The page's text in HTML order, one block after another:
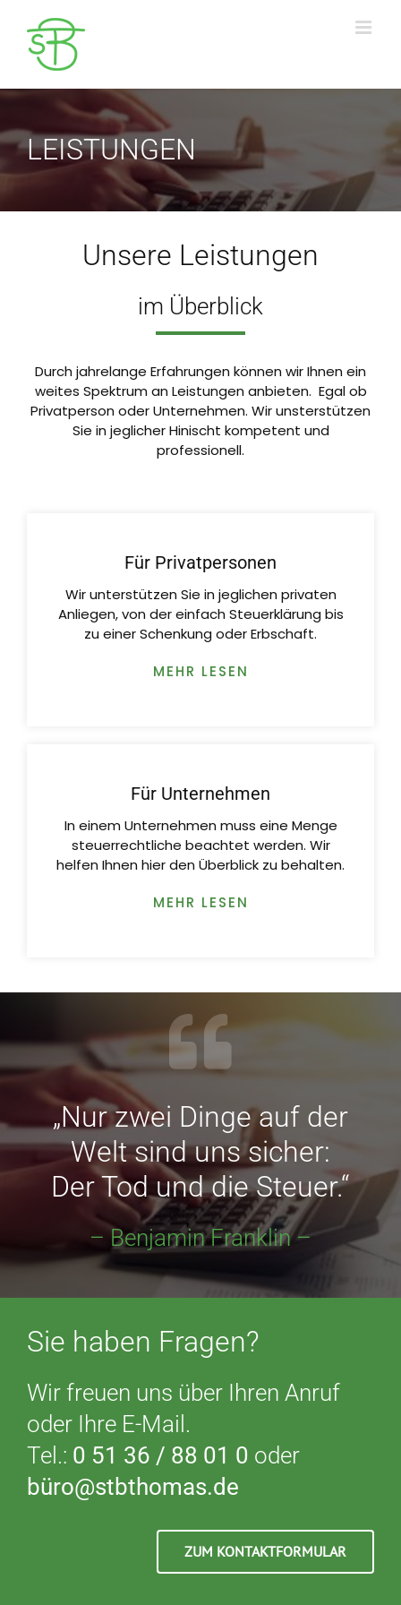
Inhalt
springen
LEISTUNGEN
Unsere Leistungen
im Überblick
Durch jahrelange Erfahrungen können wir Ihnen ein
weites Spektrum an Leistungen anbieten. Egal ob
Privatperson oder Unternehmen. Wir unsterstützen
Sie in jeglicher Hinischt kompetent und
professionell.
Für Privatpersonen
Wir unterstützen Sie in jeglichen privaten
Anliegen, von der einfach Steuerklärung bis
zu einer Schenkung oder Erbschaft.
MEHR LESEN
Für Unternehmen
In einem Unternehmen muss eine Menge
steuerrechtliche beachtet werden. Wir
helfen Ihnen hier den Überblick zu behalten.
MEHR LESEN
„Nur zwei Dinge auf der
Welt sind uns sicher:
Der Tod und die Steuer.“
– Benjamin Franklin –
Sie haben Fragen?
Wir freuen uns über Ihren Anruf
oder Ihre E-Mail.
Tel.: 0 51 36 / 88 01 0 oder
büro@stbthomas.de
ZUM KONTAKTFORMULAR